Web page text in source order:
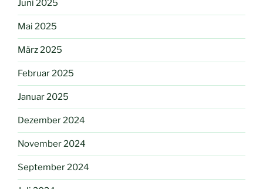
Juni 2025
Mai 2025
März 2025
Februar 2025
Januar 2025
Dezember 2024
November 2024
September 2024